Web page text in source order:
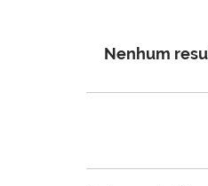
Nenhum